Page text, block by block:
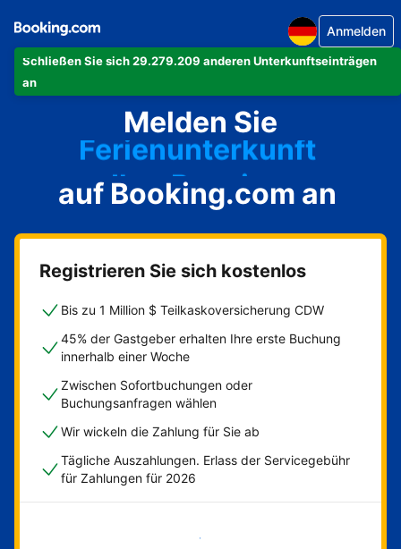
Schließen Sie sich 29.279.209 anderen Unterkunftseinträgen
an
Anmelden
Melden Sie
Ihre Ferienwohnung
Ihr Hotel
Ferienunterkunft
Ihre Pension
Ihr Bed & Breakfast
auf Booking.com an
Registrieren Sie sich kostenlos
Bis zu 1 Million $ Teilkaskoversicherung CDW
45% der Gastgeber erhalten Ihre erste Buchung
innerhalb einer Woche
Zwischen Sofortbuchungen oder
Buchungsanfragen wählen
Wir wickeln die Zahlung für Sie ab
Tägliche Auszahlungen. Erlass der Servicegebühr
für Zahlungen für 2026
Jetzt loslegen